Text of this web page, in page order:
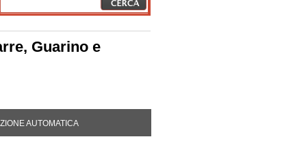
Guarino e
AUTOMATICA